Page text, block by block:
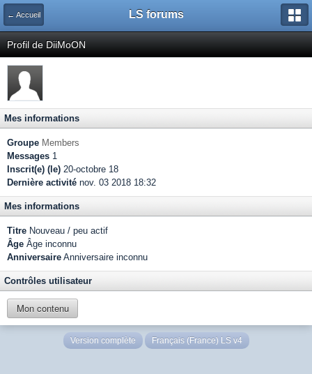
← Accueil LS forums
Profil de DiiMoON
Mes informations
Groupe Members
Messages 1
Inscrit(e) (le) 20-octobre 18
Dernière activité nov. 03 2018 18:32
Mes informations
Titre Nouveau / peu actif
Âge Âge inconnu
Anniversaire Anniversaire inconnu
Contrôles utilisateur
Mon contenu
Version complète Français (France) LS v4